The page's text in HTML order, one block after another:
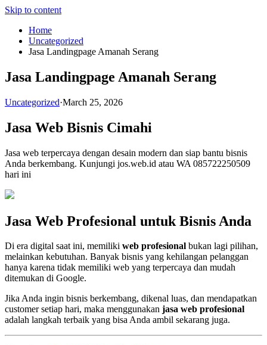
Skip to content
Home
Uncategorized
Jasa Landingpage Amanah Serang
Jasa Landingpage Amanah Serang
Uncategorized·March 25, 2026
Jasa Web Bisnis Cimahi
Jasa web terpercaya dengan desain modern dan siap bantu bisnis
Anda berkembang. Kunjungi jos.web.id atau WA 085722250509
hari ini
Jasa Web Profesional untuk Bisnis Anda
Di era digital saat ini, memiliki web profesional bukan lagi pilihan,
melainkan kebutuhan. Banyak bisnis yang kehilangan pelanggan
hanya karena tidak memiliki web yang terpercaya dan mudah
ditemukan di Google.
Jika Anda ingin bisnis berkembang, dikenal luas, dan mendapatkan
customer setiap hari, maka menggunakan jasa web profesional
adalah langkah terbaik yang bisa Anda ambil sekarang juga.